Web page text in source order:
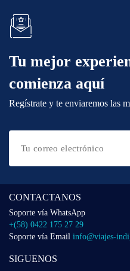
Tu mejor
comienza aquí
Regístrate y te enviaremos las
CONTACTANOS
Soporte vía WhatsApp
+(58) 0422 175 27 29
Soporte vía Email info@viajes-
SIGUENOS